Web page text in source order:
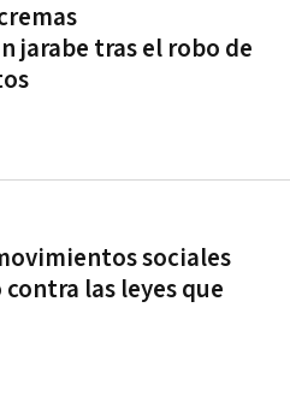
jarabe tras el robo de
sociales
las leyes que